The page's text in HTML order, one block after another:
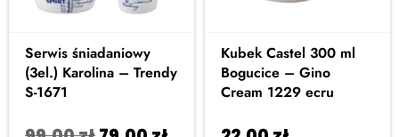
Serwis śniadaniowy
(3el.) Karolina – Trendy
S-1671
Kubek Castel 300 ml
Bogucice – Gino
Cream 1229 ecru